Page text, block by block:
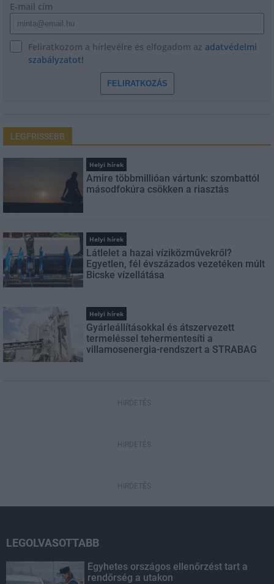
E-mail cím
Feliratkozom a hírlevélre és elfogadom az adatvédelmi
szabályzatot!
FELIRATKOZÁS
LEGFRISSEBB
Helyi hírek
Amire többmillióan vártunk: szombattól
másodfokúra csökken a riasztás
Helyi hírek
Látlelet a hazai víziközművekről?
Egyetlen, fél évszázados vezetéken múlt
Bicske vízellátása
Helyi hírek
Gyárleállításokkal és átszervezett
termeléssel tehermentesíti a
villamosenergia-rendszert a STRABAG
HIRDETÉS
HIRDETÉS
HIRDETÉS
LEGOLVASOTTABB
Egyhetes országos ellenőrzést tart a
rendőrség a utakon